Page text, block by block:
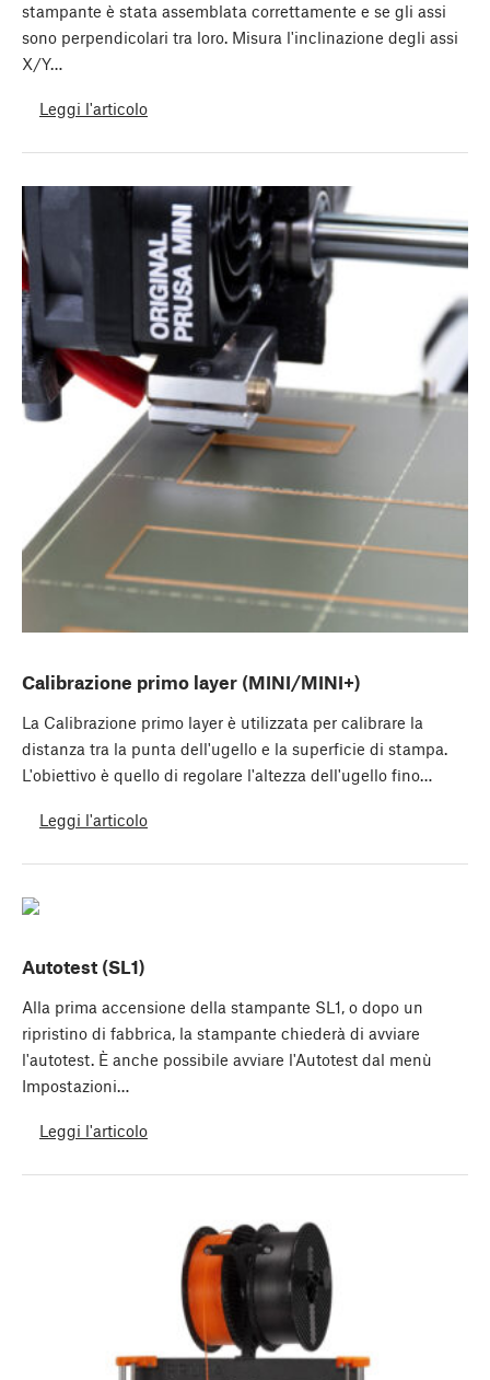
stampante è stata assemblata correttamente e se gli assi
sono perpendicolari tra loro. Misura l'inclinazione degli assi
X/Y…
Leggi l'articolo
Calibrazione primo layer (MINI/MINI+)
La Calibrazione primo layer è utilizzata per calibrare la
distanza tra la punta dell'ugello e la superficie di stampa.
L'obiettivo è quello di regolare l'altezza dell'ugello fino…
Leggi l'articolo
Autotest (SL1)
Alla prima accensione della stampante SL1, o dopo un
ripristino di fabbrica, la stampante chiederà di avviare
l'autotest. È anche possibile avviare l'Autotest dal menù
Impostazioni…
Leggi l'articolo